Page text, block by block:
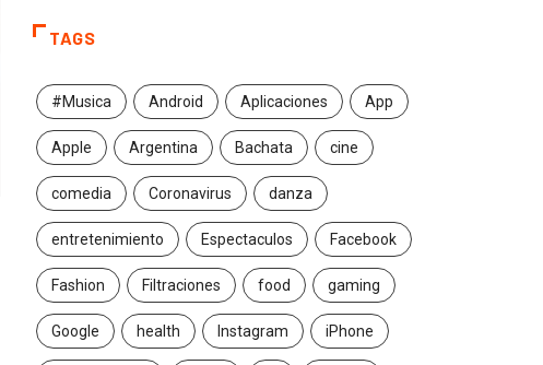
TAGS
#Musica Android Aplicaciones App
Apple Argentina Bachata cine
comedia Coronavirus danza
entretenimiento Espectaculos Facebook
Fashion Filtraciones food gaming
Google health Instagram iPhone